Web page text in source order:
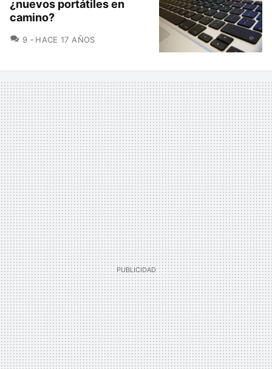
¿nuevos portátiles en
camino?
9 COMENTARIOS
HACE 17 AÑOS